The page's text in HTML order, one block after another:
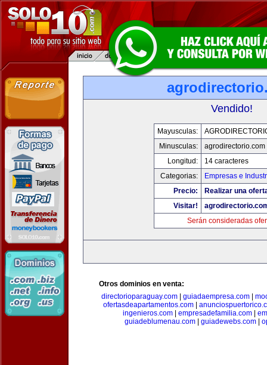
Vendido!
Mayusculas:
Minusculas:
agrodirectorio.com
Longitud:
14 caracteres
Categorias:
Empresas e
Precio:
Realizar una
Visitar!
Serán consideradas
Otros dominios en venta:
directorioparaguay.com| guiadaempresa.com|
ofertasdeapartamentos.com
ingenieros.com| empresadefamilia.com|
guiadeblumenau.com| guiadewebs.com|